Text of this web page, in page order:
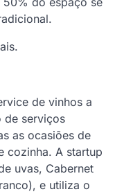
de vinhos a
de serviços
as ocasiões de
cozinha. A startup
uvas, Cabernet
e utiliza o